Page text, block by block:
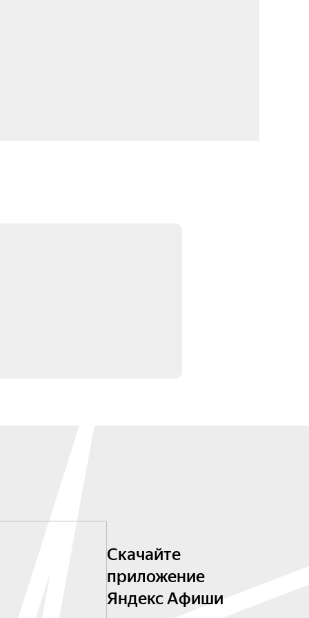
Скачайте
приложение
Яндекс Афиши